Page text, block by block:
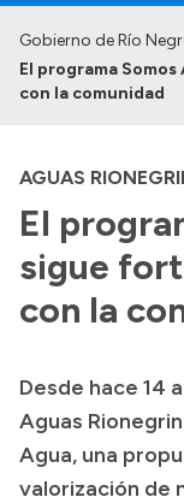
Autoridades
Autoridades y
Discursos en la
Casa de
Acerca de Río
Geografía
Invertí en Río
Gobierno de Río
El programa
con la comunidad
AGUAS
El
sigue
con la
Desde hace 14
Aguas
Agua, una
valorización de